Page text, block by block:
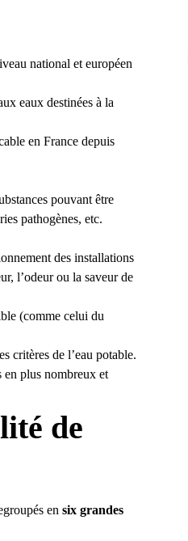
national et européen
eaux destinées à la
en France depuis
pouvant être
pathogènes, etc.
des installations
l’odeur ou la saveur de
(comme celui du
critères de l’eau potable.
en plus nombreux et
de
en six grandes